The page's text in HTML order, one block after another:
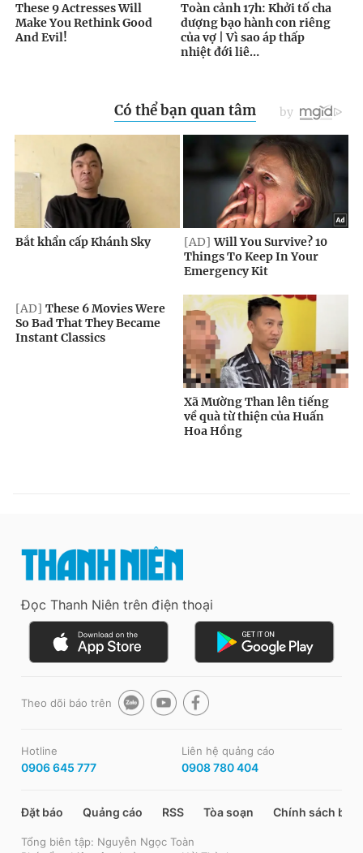
Đọc Thanh Niên trên điện thoại
Theo dõi báo trên
Hotline
0906 645 777
Liên hệ quảng cáo
0908 780 404
Đặt báo Quảng cáo RSS Tòa soạn Chính sách bảo
Tổng biên tập: Nguyễn Ngọc Toàn